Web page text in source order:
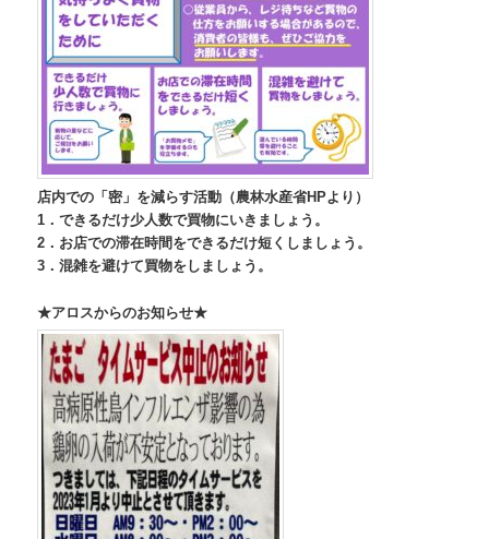
店内での「密」を減らす活動（農林水産省HPより）
1．できるだけ少人数で買物にいきましょう。
2．お店での滞在時間をできるだけ短くしましょう。
3．混雑を避けて買物をしましょう。
★アロスからのお知らせ★